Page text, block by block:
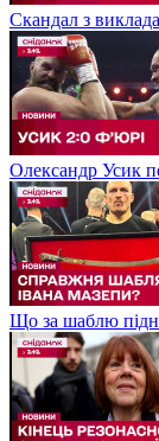
Скандал з
Олександр Усик
Що за шаблю